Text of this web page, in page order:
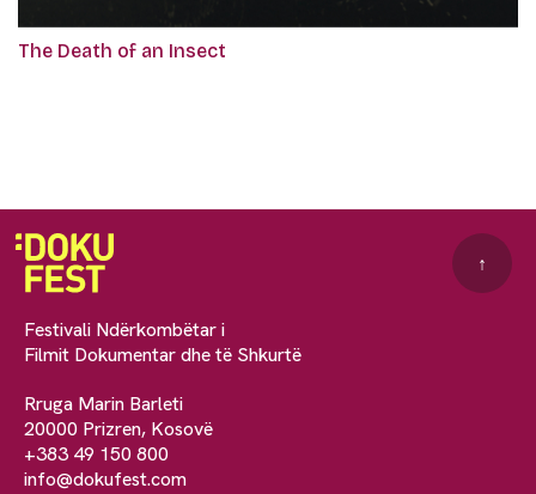
The Death of an Insect
Festivali Ndërkombëtar i
Filmit Dokumentar dhe të Shkurtë
Rruga Marin Barleti
20000 Prizren, Kosovë
+383 49 150 800
info@dokufest.com
↑